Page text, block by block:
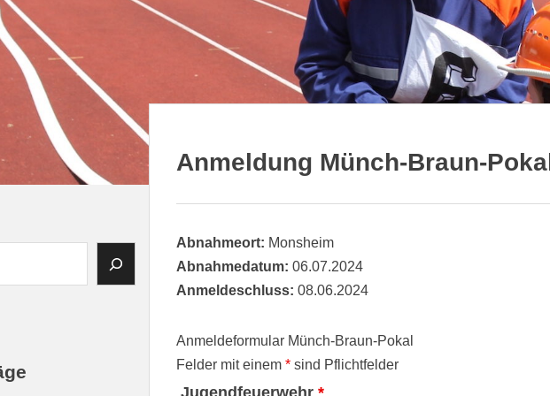
Anmeldung Münch-Braun-
Abnahmeort: Monsheim
Abnahmedatum: 06.07.2024
Anmeldeschluss: 08.06.2024
Anmeldeformular Münch-Braun-Pokal
Felder mit einem* sind Pflichtfelder
Jugendfeuerwehr*